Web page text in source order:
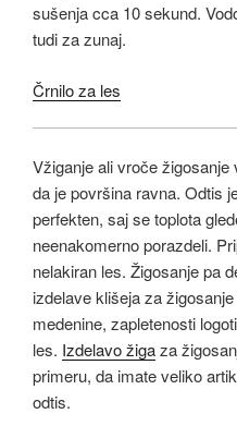
sušenja cca 10 sekund.
tudi za zunaj.
Črnilo za les
Vžiganje ali vroče
da je površina ravna. Odtis
perfekten, saj se toplota
neenakomerno porazdeli.
nelakiran les. Žigosanje pa
izdelave klišeja za
medenine, zapletenosti
les. Izdelavo žigaza
primeru, da imate veliko
odtis.